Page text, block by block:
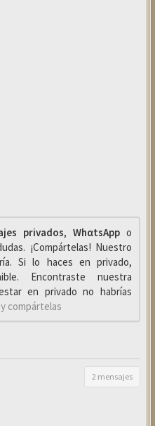
privados, WhαtsAppo
¡Compártelas! Nuestro
Si lo haces en privado,
Encontraste nuestra
en privado no habrías
compártelas
2 mensajes